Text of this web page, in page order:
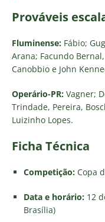
Prováveis
Fluminense: Fábio;
Arana; Facundo
Canobbio e John
Operário-PR: Vagner;
Trindade, Pereira,
Luizinho Lopes.
Ficha Técnica
Competição: Copa
Data e horário: 12
Brasília)